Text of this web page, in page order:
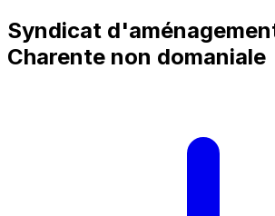
Syndicat
Charente non domaniale